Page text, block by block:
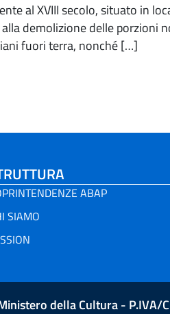
al XVIII secolo, situato in
demolizione delle
fuori terra, nonché […]
ABAP
SIAMO
della Cultura - P.IVA/